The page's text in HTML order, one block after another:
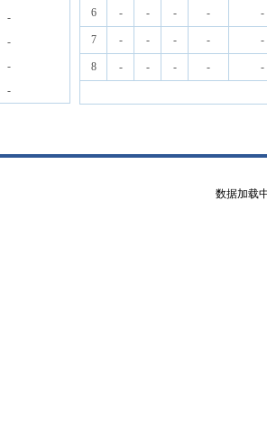
-
-
-
-
6 - - - - -
7 - - - - -
8 - - - - -